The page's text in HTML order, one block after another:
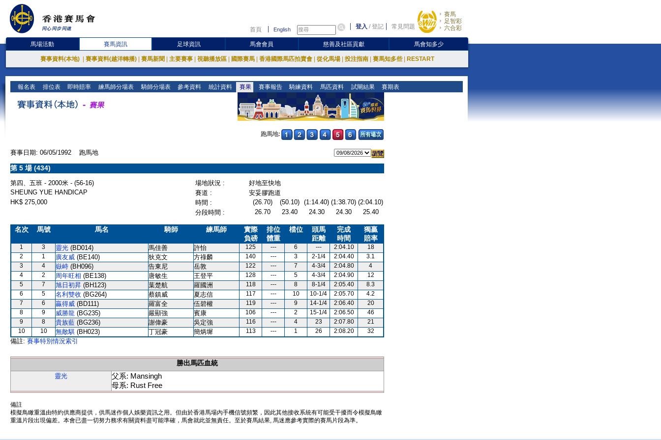
首頁 English 登入 /登記 常見問題
賽馬
足智彩
六合彩
馬場活動 賽馬資訊 足球資訊 馬會會員 慈善及社區貢獻 馬會知多少
賽事資料(本地) 賽事資料(越洋轉播) 賽馬新聞 主要賽事 視聽播放區 國際賽馬 香港國際馬匹拍賣會 從化馬場 投注指南 賽馬知多些 RESTART
報名表 排位表 即時賠率 練馬師分場表 騎師分場表 參考資料 統計資料 賽果 賽事報告 騎練資料 馬匹資料 試閘結果 賽期表
跑馬地:
賽事日期: 06/05/1992 跑馬地
第 5 場 (434)
第四、五班 - 2000米 - (56-16) 場地狀況 :
好地至快地
SHEUNG YUE HANDICAP
賽道 :
安妥膠跑道
HK$ 275,000
時間 : (26.70) (50.10) (1:14.40) (1:38.70) (2:04.10)
分段時間 :
26.70 23.40 24.30 24.30 25.40
名次 馬號 馬名 騎師 練馬師
實際
負磅
排位
體重
檔位
頭馬
距離
完成
時間
獨贏
賠率
1 3 靈光 (BD014) 馬佳善 許怡 125 --- 6 --- 2:04.10
18
2
1 廣友威 (BE140) 狄克文 方祿麟 140 --- 3 2-1/4 2:04.40
3.1
3
4 嶽峙 (BH096) 告東尼 岳敦 122 --- 7 4-3/4 2:04.80
4
4
2 周年旺相 (BE138) 唐敏生 王登平 128 --- 5 4-3/4 2:04.90
12
5
7 旭日初昇 (BH123) 葉楚航 羅國洲 118 --- 8 8-1/4 2:05.40
8.3
6
5 名利雙收 (BG264) 蔡鎮威 夏志信 117 --- 10 10-1/4 2:05.70
4.2
7
6 贏得威 (BD111) 羅富全 伍碧權 119 --- 9 14-1/4 2:06.40
20
8
9 威勝龍 (BG235) 嚴顯強 賓康 106 --- 2 15-1/4 2:06.50
46
9
8 貴族藍 (BG236) 謝偉豪 吳定強 116 --- 4 23 2:07.80
21
10
10 無敵騏 (BH023) 丁冠豪 簡炳墀 113 --- 1 26 2:08.20 32
備註: 賽事特別情況索引
勝出馬匹血統
靈光
父系: Mansingh
母系: Rust Free
備註
模擬鳥瞰重溫由特約供應商提供，供馬迷作個人娛樂資訊之用。但由於香港馬場內手機信號頻繁，因此其他接收系統有可能受干擾而令模擬鳥瞰
重溫片段出現偏差。本會已盡一切努力務求有關資料盡可能準確，馬會就此並無責任。至於賽馬結果, 馬迷應參考實際的賽馬片段為準。